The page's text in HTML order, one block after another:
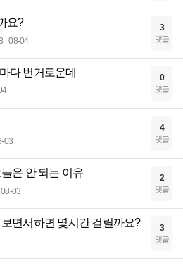
요?
08-04
3
댓글
다 번거로운데 0
댓글
03
4
댓글
은 안 되는 이유
08-03
2
댓글
면서하면 몇시간 걸릴까요? 3
댓글